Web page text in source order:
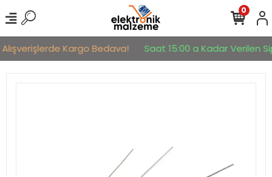
Kargo Bedava! Saat 15:00 a Kadar Verilen
0